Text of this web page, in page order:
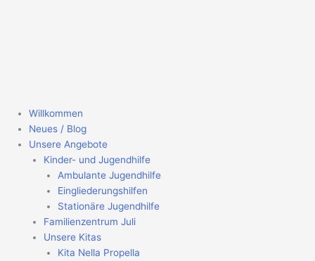
Willkommen
Neues / Blog
Unsere Angebote
Kinder- und Jugendhilfe
Ambulante Jugendhilfe
Eingliederungshilfen
Stationäre Jugendhilfe
Familienzentrum Juli
Unsere Kitas
Kita Nella Propella